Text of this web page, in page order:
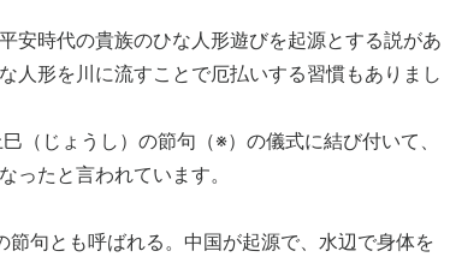
安時代の貴族のひな人形遊びを起源とする説があ
人形を川に流すことで厄払いする習慣もありまし
（じょうし）の節句（※）の儀式に結び付いて、
ったと言われています。
句とも呼ばれる。中国が起源で、水辺で身体を